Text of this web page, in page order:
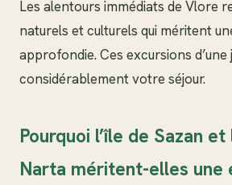
Les alentours immédiats de Vlore
naturels et culturels qui méritent
approfondie. Ces excursions
considérablement votre séjour.
Pourquoi l’île de Sazan
Narta méritent-elles une